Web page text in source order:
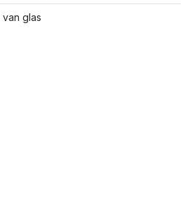
glas